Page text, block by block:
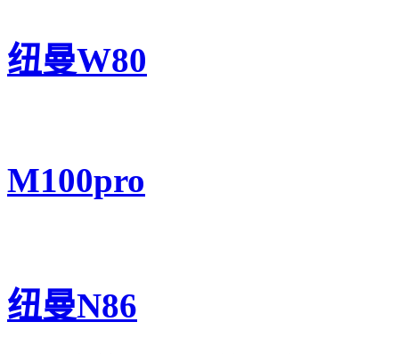
纽曼W80
M100pro
纽曼N86